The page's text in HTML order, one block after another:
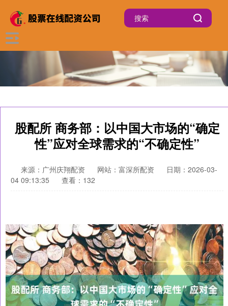
股配所 商务部：以中国大市场的“确定
性”应对全球需求的“不确定性”
来源：广州庆翔配资 网站：富深所配资
日期：2026-03-
04 09:13:35
查看：132